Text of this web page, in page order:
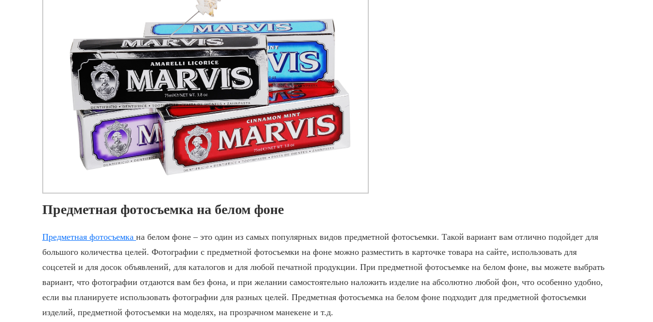
Предметная фотосъемка на белом фоне
Предметная фотосъемка на белом фоне – это один из самых популярных видов предметной фотосъемки. Такой вариант вам отлично подойдет для
большого количества целей. Фотографии с предметной фотосъемки на фоне можно разместить в карточке товара на сайте, использовать для
соцсетей и для досок объявлений, для каталогов и для любой печатной продукции. При предметной фотосъемке на белом фоне, вы можете выбрать
вариант, что фотографии отдаются вам без фона, и при желании самостоятельно наложить изделие на абсолютно любой фон, что особенно удобно,
если вы планируете использовать фотографии для разных целей. Предметная фотосъемка на белом фоне подходит для предметной фотосъемки
изделий, предметной фотосъемки на моделях, на прозрачном манекене и т.д.